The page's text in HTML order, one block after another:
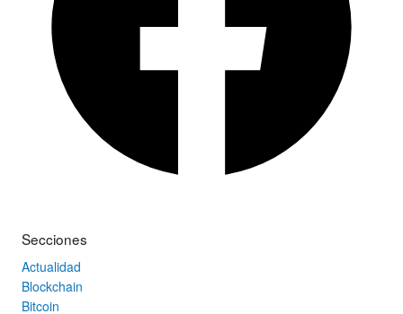
Secciones
Actualidad
Blockchain
Bitcoin